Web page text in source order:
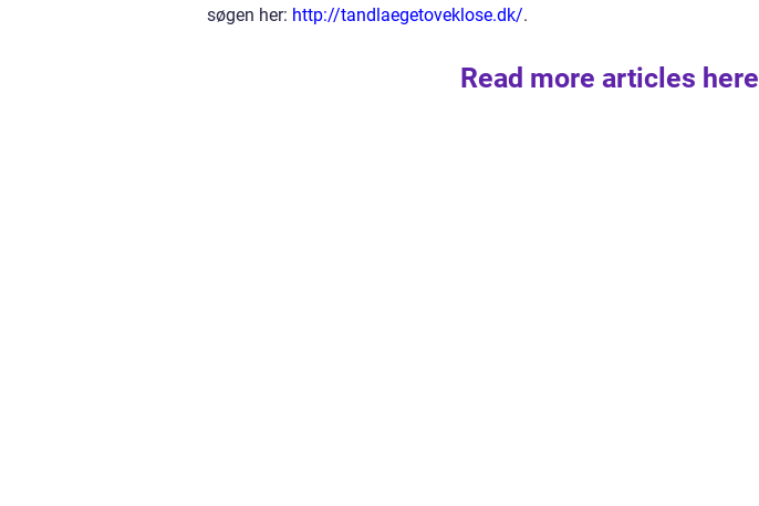
søgen her: http://tandlaegetoveklose.dk/.
Read more articles here